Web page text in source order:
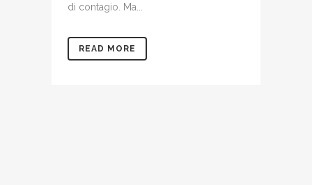
di contagio. Ma...
READ MORE